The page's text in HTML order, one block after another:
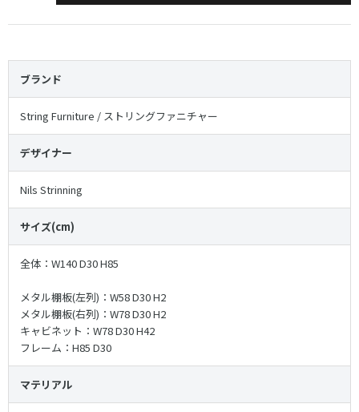
ブランド
String Furniture / ストリングファニチャー
デザイナー
Nils Strinning
サイズ(cm)
全体：W140 D30 H85
メタル棚板(左列)：W58 D30 H2
メタル棚板(右列)：W78 D30 H2
キャビネット：W78 D30 H42
フレーム：H85 D30
マテリアル